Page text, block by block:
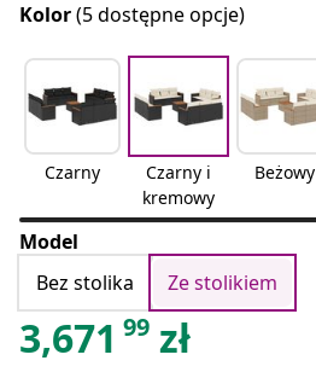
Kolor(5 dostępne opcje)
Czarny
Czarny i
kremowy
Beżowy
Model
Bez stolika
Ze stolikiem
3,671 99 zł